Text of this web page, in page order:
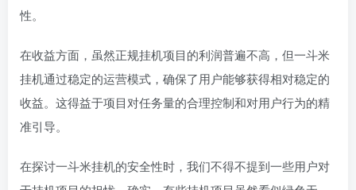
性。
在收益方面，虽然正规挂机项目的利润普遍不高，但一斗米
挂机通过稳定的运营模式，确保了用户能够获得相对稳定的
收益。这得益于项目对任务量的合理控制和对用户行为的精
准引导。
在探讨一斗米挂机的安全性时，我们不得不提到一些用户对